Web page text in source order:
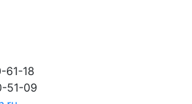
61-18
51-09